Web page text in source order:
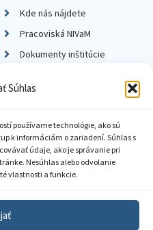
Súhlas
používame technológie, ako sú
k informáciám o zariadení. Súhlas s
údaje, ako je správanie pri
Nesúhlas alebo odvolanie
vlastnosti a funkcie.
Kde nás nájdete
Pracoviská NIVaM
Dokumenty inštitúcie
súkromia
informácií